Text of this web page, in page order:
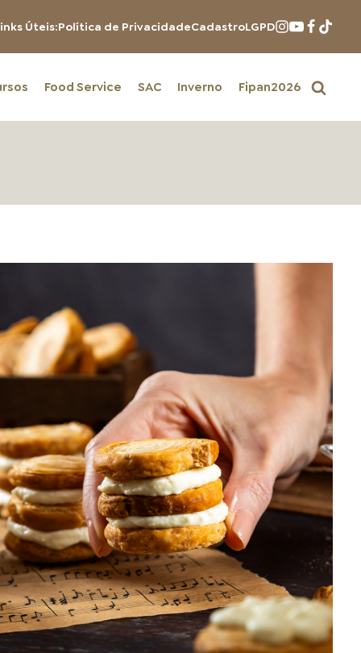
Úteis:Política de PrivacidadeCadastroLGPD
Food Service SAC Inverno Fipan2026
DISTRIBUIDORES E REPRESENTANTES
AGENDA DE CURSOS
ACESSO PARA PARCEIROS